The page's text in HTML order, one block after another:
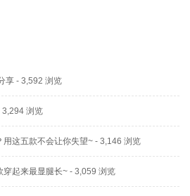
享 - 3,592 浏览
3,294 浏览
用这五款不会让你失望~ - 3,146 浏览
穿起来最显腿长~ - 3,059 浏览